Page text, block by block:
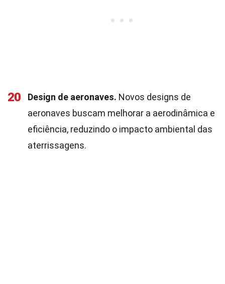
20 Design de aeronaves. Novos designs de
aeronaves buscam melhorar a aerodinâmica e
eficiência, reduzindo o impacto ambiental das
aterrissagens.